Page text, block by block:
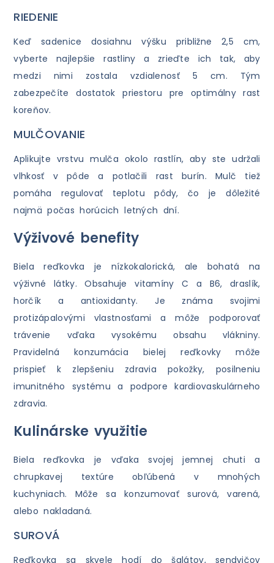
RIEDENIE
Keď sadenice dosiahnu výšku približne 2,5 cm,
vyberte najlepšie rastliny a zrieďte ich tak, aby
medzi nimi zostala vzdialenosť 5 cm. Tým
zabezpečíte dostatok priestoru pre optimálny rast
koreňov.
MULČOVANIE
Aplikujte vrstvu mulča okolo rastlín, aby ste udržali
vlhkosť v pôde a potlačili rast burín. Mulč tiež
pomáha regulovať teplotu pôdy, čo je dôležité
najmä počas horúcich letných dní.
Výživové benefity
Biela reďkovka je nízkokalorická, ale bohatá na
výživné látky. Obsahuje vitamíny C a B6, draslík,
horčík a antioxidanty. Je známa svojimi
protizápalovými vlastnosťami a môže podporovať
trávenie vďaka vysokému obsahu vlákniny.
Pravidelná konzumácia bielej reďkovky môže
prispieť k zlepšeniu zdravia pokožky, posilneniu
imunitného systému a podpore kardiovaskulárneho
zdravia.
Kulinárske využitie
Biela reďkovka je vďaka svojej jemnej chuti a
chrupkavej textúre obľúbená v mnohých
kuchyniach. Môže sa konzumovať surová, varená,
alebo nakladaná.
SUROVÁ
Reďkovka sa skvele hodí do šalátov, sendvičov